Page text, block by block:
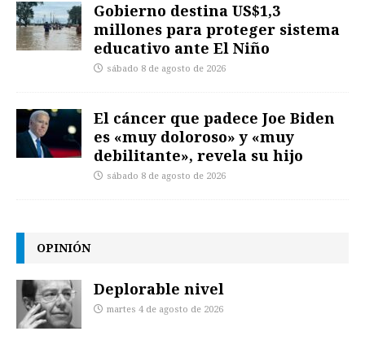
Gobierno destina US$1,3
millones para proteger sistema
educativo ante El Niño
sábado 8 de agosto de 2026
El cáncer que padece Joe Biden
es «muy doloroso» y «muy
debilitante», revela su hijo
sábado 8 de agosto de 2026
OPINIÓN
Deplorable nivel
martes 4 de agosto de 2026